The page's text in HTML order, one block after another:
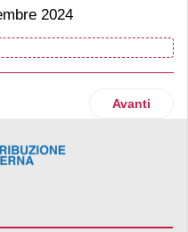
2024
la nuova lineaArticolo
Avanti